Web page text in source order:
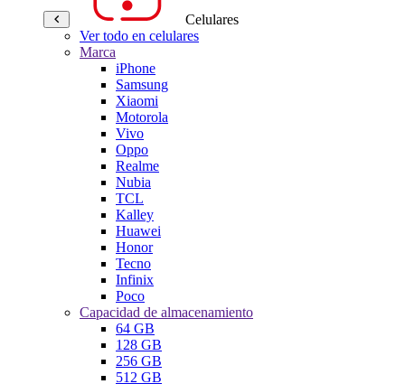
Celulares
Ver todo en celulares
Marca
iPhone
Samsung
Xiaomi
Motorola
Vivo
Oppo
Realme
Nubia
TCL
Kalley
Huawei
Honor
Tecno
Infinix
Poco
Capacidad de almacenamiento
64 GB
128 GB
256 GB
512 GB